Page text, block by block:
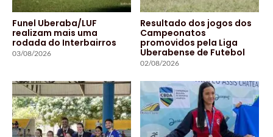
Funel Uberaba/LUF
realizam mais uma
rodada do Interbairros
03/08/2026
Resultado dos jogos dos
Campeonatos
promovidos pela Liga
Uberabense de Futebol
02/08/2026